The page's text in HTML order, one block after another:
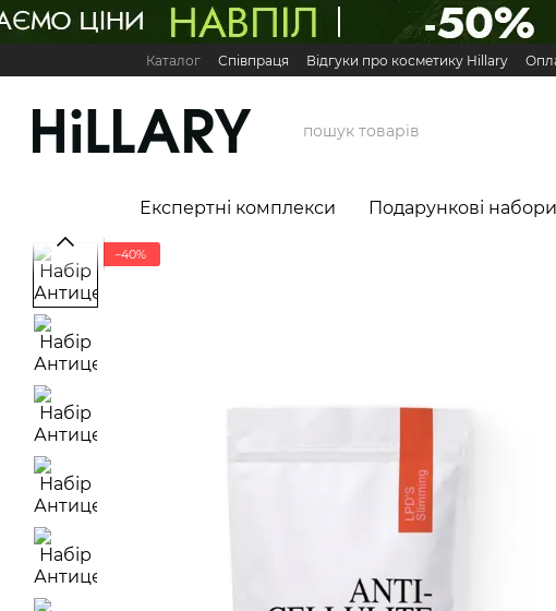
Перейти до основного контенту
Каталог Співпраця Відгуки про косметику Hillary
Карʼєра в Hillary
Контактна інформація Обмін та
Експертні комплекси Подарункові набори
−40%